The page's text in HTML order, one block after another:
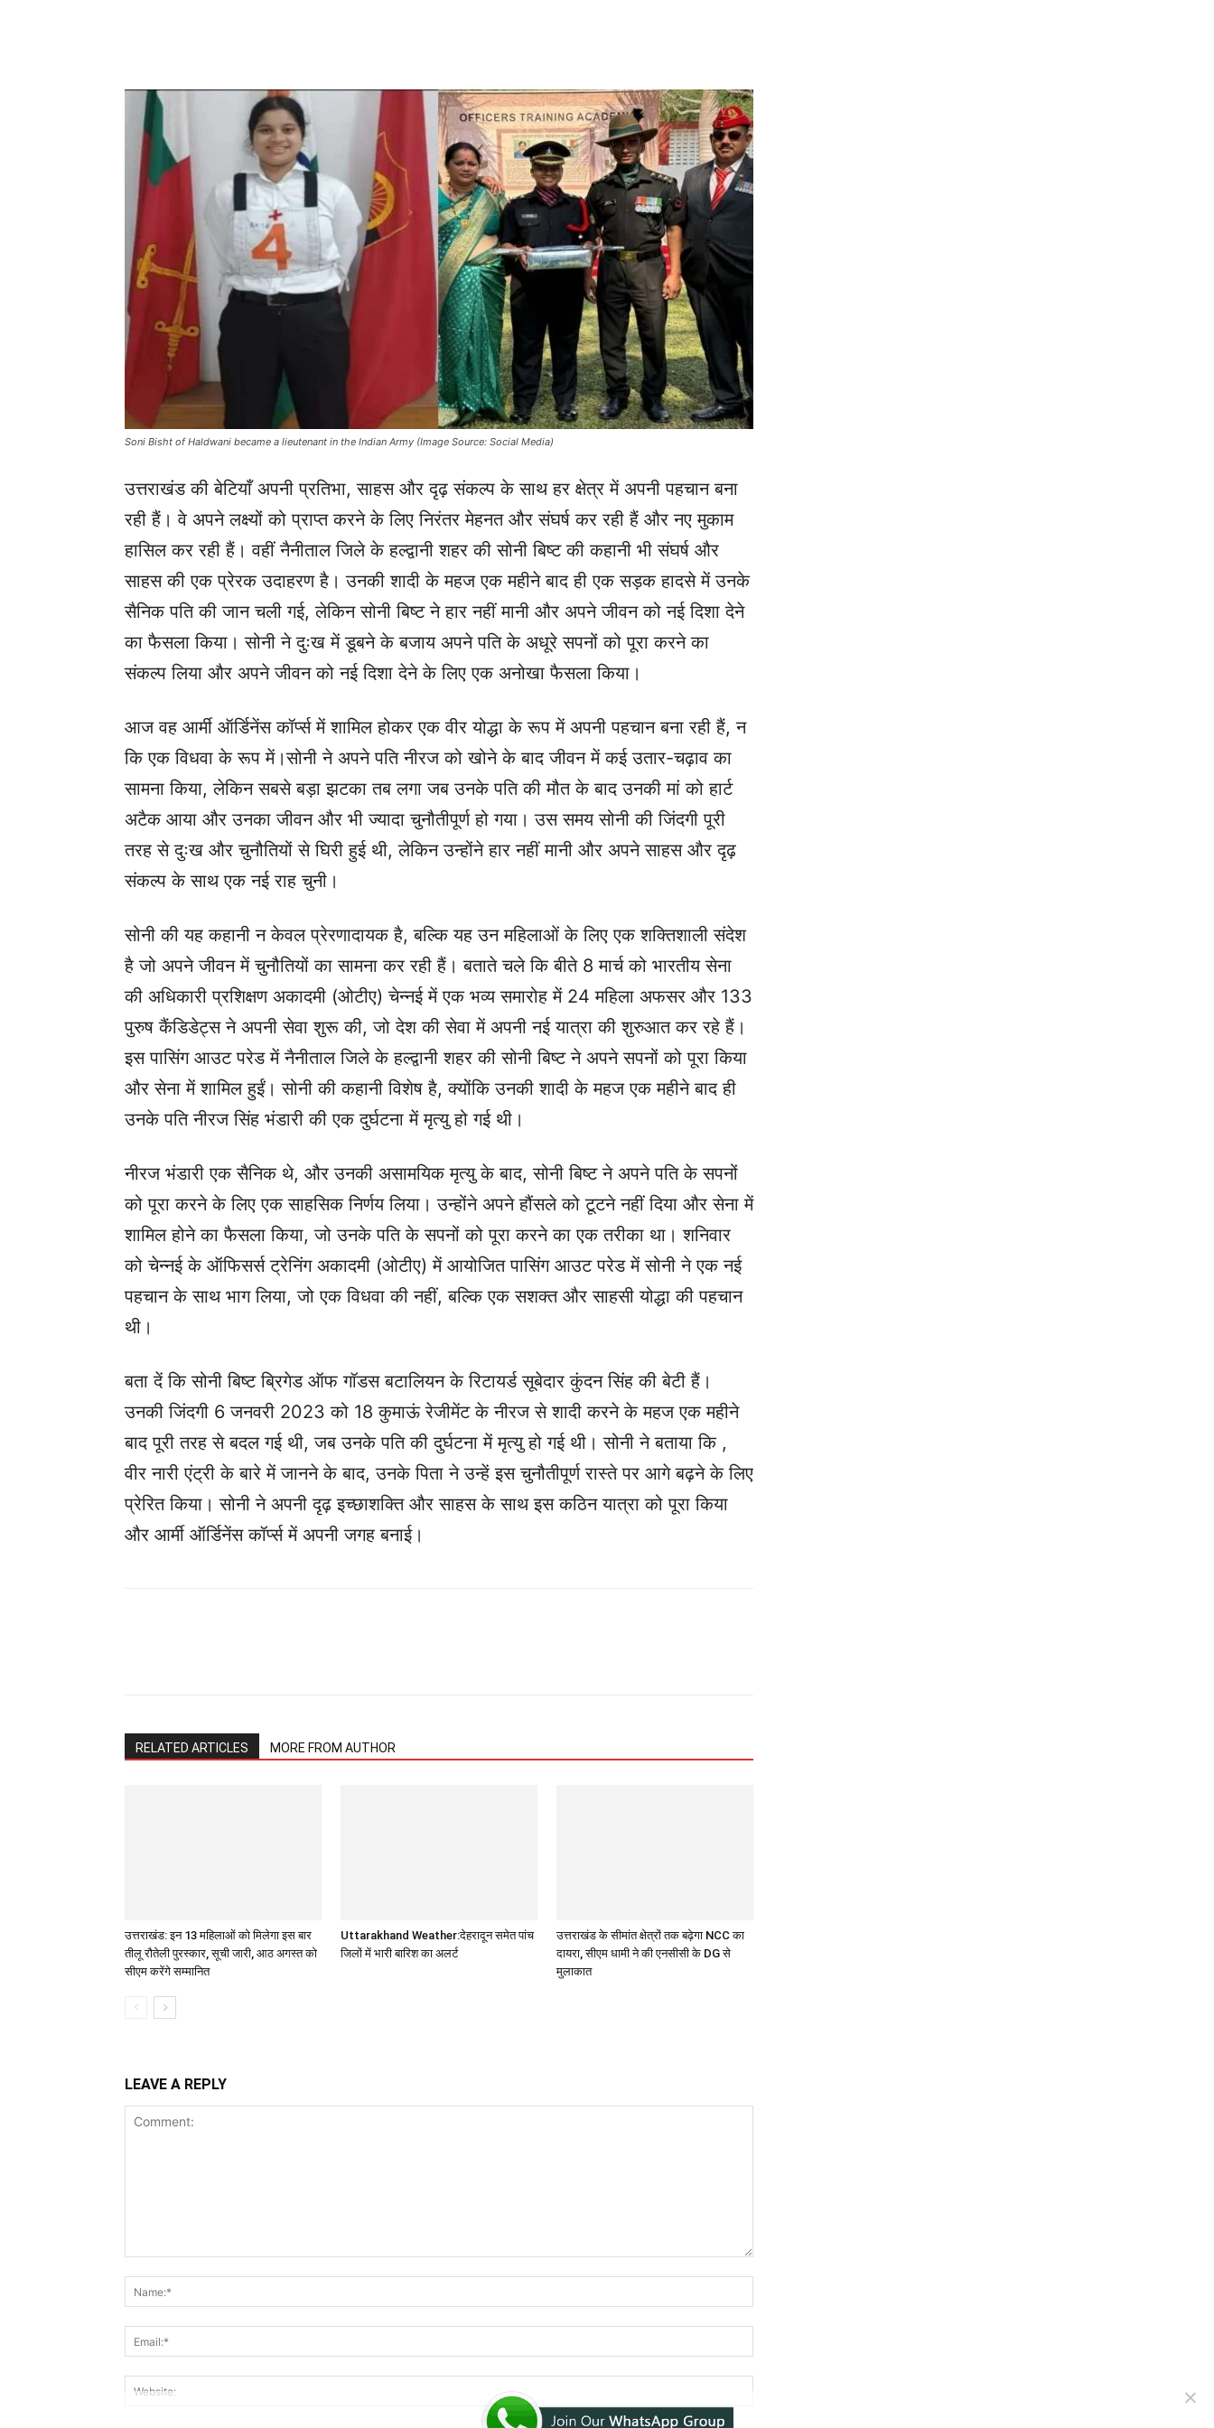
Soni Bisht of Haldwani became a lieutenant in the Indian Army (Image Source: Social Media)
उत्तराखंड की बेटियाँ अपनी प्रतिभा, साहस और दृढ़ संकल्प के साथ हर क्षेत्र में अपनी पहचान बना
रही हैं। वे अपने लक्ष्यों को प्राप्त करने के लिए निरंतर मेहनत और संघर्ष कर रही हैं और नए मुकाम
हासिल कर रही हैं। वहीं नैनीताल जिले के हल्द्वानी शहर की सोनी बिष्ट की कहानी भी संघर्ष और
साहस की एक प्रेरक उदाहरण है। उनकी शादी के महज एक महीने बाद ही एक सड़क हादसे में उनके
सैनिक पति की जान चली गई, लेकिन सोनी बिष्ट ने हार नहीं मानी और अपने जीवन को नई दिशा देने
का फैसला किया।सोनी ने दुःख में डूबने के बजाय अपने पति के अधूरे सपनों को पूरा करने का
संकल्प लिया और अपने जीवन को नई दिशा देने के लिए एक अनोखा फैसला किया।
आज वह आर्मी ऑर्डिनेंस कॉर्प्स में शामिल होकर एक वीर योद्धा के रूप में अपनी पहचान बना रही हैं, न
कि एक विधवा के रूप में।सोनी ने अपने पति नीरज को खोने के बाद जीवन में कई उतार-चढ़ाव का
सामना किया, लेकिन सबसे बड़ा झटका तब लगा जब उनके पति की मौत के बाद उनकी मां को हार्ट
अटैक आया और उनका जीवन और भी ज्यादा चुनौतीपूर्ण हो गया। उस समय सोनी की जिंदगी पूरी
तरह से दुःख और चुनौतियों से घिरी हुई थी, लेकिन उन्होंने हार नहीं मानी और अपने साहस और दृढ़
संकल्प के साथ एक नई राह चुनी।
सोनी की यह कहानी न केवल प्रेरणादायक है, बल्कि यह उन महिलाओं के लिए एक शक्तिशाली संदेश
है जो अपने जीवन में चुनौतियों का सामना कर रही हैं। बताते चले कि बीते 8 मार्च को भारतीय सेना
की अधिकारी प्रशिक्षण अकादमी (ओटीए) चेन्नई में एक भव्य समारोह में 24 महिला अफसर और 133
पुरुष कैंडिडेट्स ने अपनी सेवा शुरू की, जो देश की सेवा में अपनी नई यात्रा की शुरुआत कर रहे हैं।
इस पासिंग आउट परेड में नैनीताल जिले के हल्द्वानी शहर की सोनी बिष्ट ने अपने सपनों को पूरा किया
और सेना में शामिल हुईं। सोनी की कहानी विशेष है, क्योंकि उनकी शादी के महज एक महीने बाद ही
उनके पति नीरज सिंह भंडारी की एक दुर्घटना में मृत्यु हो गई थी।
नीरज भंडारी एक सैनिक थे, और उनकी असामयिक मृत्यु के बाद, सोनी बिष्ट ने अपने पति के सपनों
को पूरा करने के लिए एक साहसिक निर्णय लिया। उन्होंने अपने हौंसले को टूटने नहीं दिया और सेना में
शामिल होने का फैसला किया, जो उनके पति के सपनों को पूरा करने का एक तरीका था। शनिवार
को चेन्नई के ऑफिसर्स ट्रेनिंग अकादमी (ओटीए) में आयोजित पासिंग आउट परेड में सोनी ने एक नई
पहचान के साथ भाग लिया, जो एक विधवा की नहीं, बल्कि एक सशक्त और साहसी योद्धा की पहचान
थी।
बता दें कि सोनी बिष्ट ब्रिगेड ऑफ गॉडस बटालियन के रिटायर्ड सूबेदार कुंदन सिंह की बेटी हैं।
उनकी जिंदगी 6 जनवरी 2023 को 18 कुमाऊं रेजीमेंट के नीरज से शादी करने के महज एक महीने
बाद पूरी तरह से बदल गई थी, जब उनके पति की दुर्घटना में मृत्यु हो गई थी। सोनी ने बताया कि ,
वीर नारी एंट्री के बारे में जानने के बाद, उनके पिता ने उन्हें इस चुनौतीपूर्ण रास्ते पर आगे बढ़ने के लिए
प्रेरित किया। सोनी ने अपनी दृढ़ इच्छाशक्ति और साहस के साथ इस कठिन यात्रा को पूरा किया
और आर्मी ऑर्डिनेंस कॉर्प्स में अपनी जगह बनाई।
RELATED ARTICLES MORE FROM AUTHOR
उत्तराखंड: इन 13 महिलाओं को मिलेगा इस बार
तीलू रौतेली पुरस्कार, सूची जारी, आठ अगस्त को
सीएम करेंगे सम्मानित
Uttarakhand Weather:देहरादून समेत पांच
जिलों में भारी बारिश का अलर्ट
उत्तराखंड के सीमांत क्षेत्रों तक बढ़ेगा NCC का
दायरा, सीएम धामी ने की एनसीसी के DG से
मुलाकात
LEAVE A REPLY